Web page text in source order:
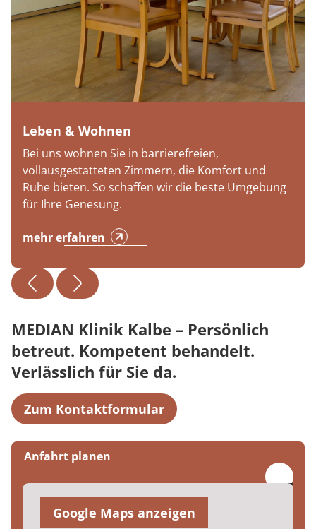
Leben & Wohnen
Bei uns wohnen Sie in barrierefreien,
vollausgestatteten Zimmern, die Komfort und
Ruhe bieten. So schaffen wir die beste Umgebung
für Ihre Genesung.
mehr erfahren
MEDIAN Klinik Kalbe – Persönlich
betreut. Kompetent behandelt.
Verlässlich für Sie da.
Zum Kontaktformular
Anfahrt planen
Google Maps anzeigen